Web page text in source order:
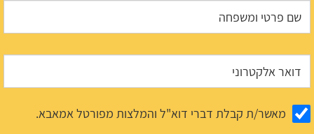
מאשר/ת קבלת דברי דוא"ל והמלצות מפורטל אמאבא.